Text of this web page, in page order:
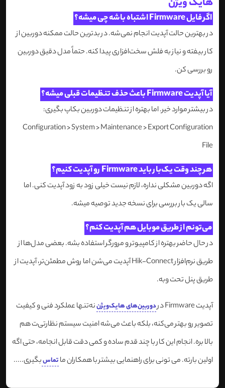
اگر فایل Firmware اشتباه باشه چی میشه؟
در بهترین حالت آپدیت انجام نمی‌شه. در بدترین حالت ممکنه دوربین از
کار بیفته و نیاز به فلش سخت‌افزاری پیدا کنه. حتماً مدل دقیق دوربین
رو بررسی کن.
آیا آپدیت Firmware باعث حذف تنظیمات قبلی میشه؟
در بیشتر موارد خیر. اما بهتره از تنظیمات دوربین بکاپ بگیری:
Configuration > System > Maintenance > Export Configuration
File
هر چند وقت یک‌بار باید Firmware رو آپدیت کنیم؟
اگه دوربین مشکلی نداره، لازم نیست خیلی زود به زود آپدیت کنی. اما
سالی یک بار بررسی برای نسخه جدید توصیه میشه.
می‌تونم از طریق موبایل هم آپدیت کنم؟
در حال حاضر بهتره از کامپیوتر و مرورگر استفاده بشه. بعضی مدل‌ها از
طریق نرم‌افزار Hik-Connect آپدیت می‌شن اما روش مطمئن‌تر، آپدیت از
طریق پنل تحت وبه.
آپدیت Firmware در دوربین‌های هایک‌ویژننه‌تنها عملکرد فنی و کیفیت
تصویر رو بهتر می‌کنه، بلکه باعث می‌شه امنیت سیستم نظارتی‌ت هم
بالا بره. انجام این کار با چند قدم ساده و کمی دقت قابل انجامه، حتی اگه
اولین بارته. می تونی برای راهنمایی بیشتر با همکاران ماتماسبگیری.....